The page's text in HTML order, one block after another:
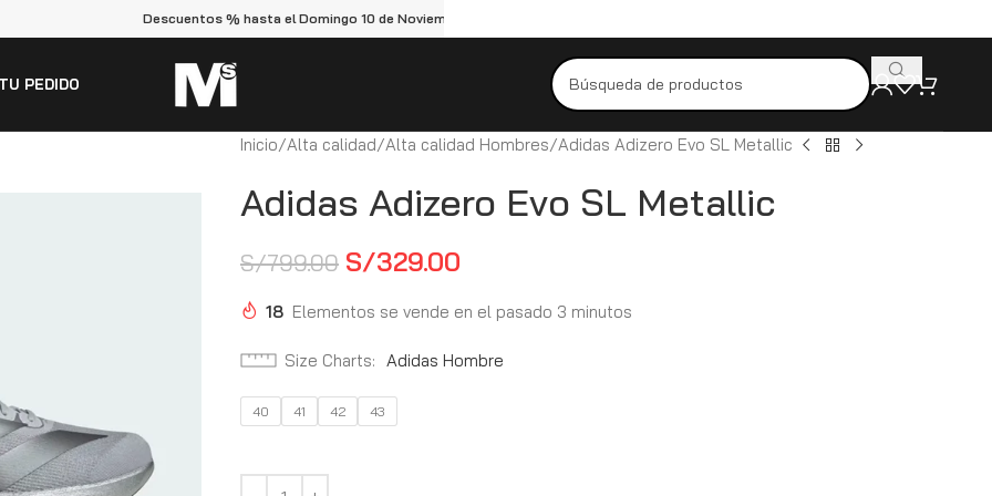
Descuentos % hasta el Domingo 10 de Noviembre
PEDIDO
Inicio Alta calidad Alta calidad Hombres Adidas Adizero Evo SL Metallic
Adidas Adizero Evo SL Metallic
S/799.00 S/329.00
18 Elementos se vende en el pasado 3 minutos
Size Charts Adidas Hombre
40 41 42 43